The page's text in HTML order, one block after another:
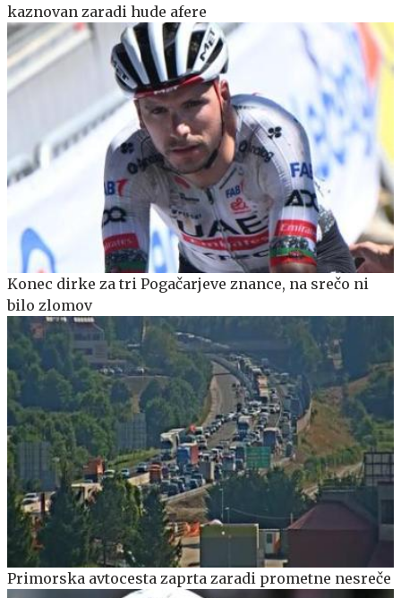
kaznovan zaradi hude afere
Konec dirke za tri Pogačarjeve znance, na srečo ni
bilo zlomov
Primorska avtocesta zaprta zaradi prometne nesreče